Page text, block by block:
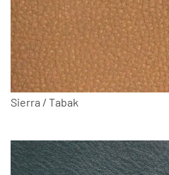
Sierra / Tabak